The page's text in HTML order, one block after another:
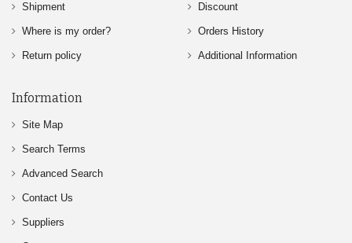
Shipment
Where is my order?
Return policy
Discount
Orders History
Additional Information
Information
Site Map
Search Terms
Advanced Search
Contact Us
Suppliers